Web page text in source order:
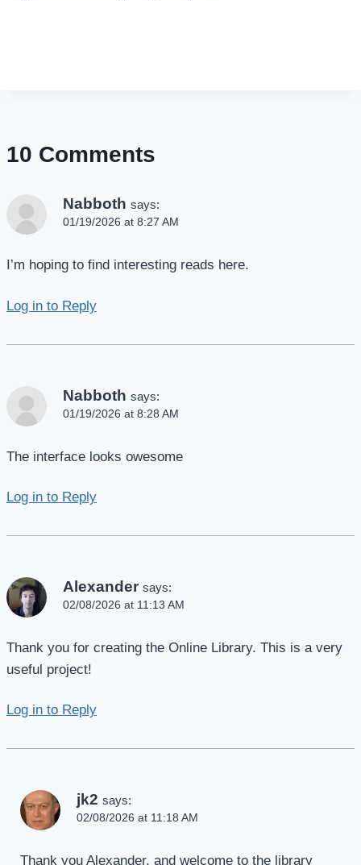
10 Comments
Nabboth says:
01/19/2026 at 8:27 AM
I’m hoping to find interesting reads here.
Log in to Reply
Nabboth says:
01/19/2026 at 8:28 AM
The interface looks owesome
Log in to Reply
Alexander says:
02/08/2026 at 11:13 AM
Thank you for creating the Online Library. This is a very
useful project!
Log in to Reply
jk2 says:
02/08/2026 at 11:18 AM
Thank you Alexander, and welcome to the library